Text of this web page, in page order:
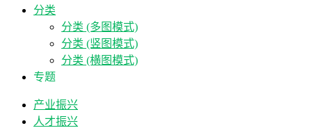
分类
分类 (多图模式)
分类 (竖图模式)
分类 (横图模式)
专题
产业振兴
人才振兴